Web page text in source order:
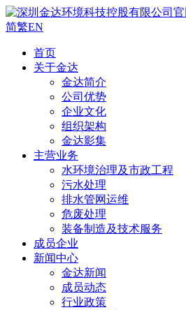
简繁EN
首页
关于金达
金达简介
公司优势
企业文化
组织架构
金达影集
主营业务
水环境治理及市政工程
污水处理
排水管网运维
危废处理
装备制造及技术服务
成员企业
新闻中心
金达新闻
成员动态
行业政策